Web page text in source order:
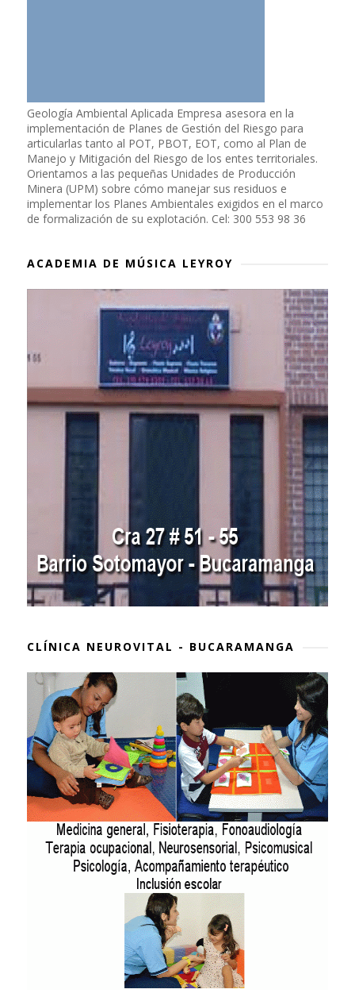
Geología Ambiental Aplicada Empresa asesora en la
implementación de Planes de Gestión del Riesgo para
articularlas tanto al POT, PBOT, EOT, como al Plan de
Manejo y Mitigación del Riesgo de los entes territoriales.
Orientamos a las pequeñas Unidades de Producción
Minera (UPM) sobre cómo manejar sus residuos e
implementar los Planes Ambientales exigidos en el marco
de formalización de su explotación. Cel: 300 553 98 36
ACADEMIA DE MÚSICA LEYROY
CLÍNICA NEUROVITAL - BUCARAMANGA